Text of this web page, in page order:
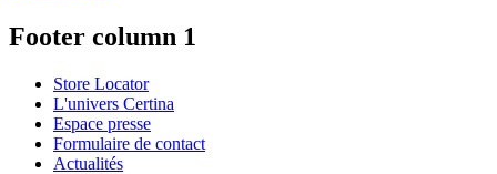
Footer column 1
Store Locator
L'univers Certina
Espace presse
Formulaire de contact
Actualités